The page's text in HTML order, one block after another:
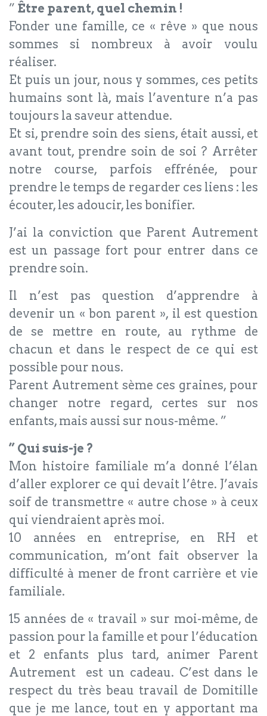
” Être parent, quel chemin !
Fonder une famille, ce « rêve » que nous
sommes si nombreux à avoir voulu
réaliser.
Et puis un jour, nous y sommes, ces petits
humains sont là, mais l’aventure n’a pas
toujours la saveur attendue.
Et si, prendre soin des siens, était aussi, et
avant tout, prendre soin de soi ? Arrêter
notre course, parfois effrénée, pour
prendre le temps de regarder ces liens : les
écouter, les adoucir, les bonifier.
J’ai la conviction que Parent Autrement
est un passage fort pour entrer dans ce
prendre soin.
Il n’est pas question d’apprendre à
devenir un « bon parent », il est question
de se mettre en route, au rythme de
chacun et dans le respect de ce qui est
possible pour nous.
Parent Autrement sème ces graines, pour
changer notre regard, certes sur nos
enfants, mais aussi sur nous-même. ”
” Qui suis-je ?
Mon histoire familiale m’a donné l’élan
d’aller explorer ce qui devait l’être. J’avais
soif de transmettre « autre chose » à ceux
qui viendraient après moi.
10 années en entreprise, en RH et
communication, m’ont fait observer la
difficulté à mener de front carrière et vie
familiale.
15 années de « travail » sur moi-même, de
passion pour la famille et pour l’éducation
et 2 enfants plus tard, animer Parent
Autrement est un cadeau. C’est dans le
respect du très beau travail de Domitille
que je me lance, tout en y apportant ma